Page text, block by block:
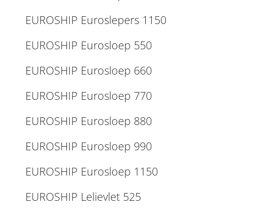
EUROSHIP Euroslepers 1150
EUROSHIP Eurosloep 550
EUROSHIP Eurosloep 660
EUROSHIP Eurosloep 770
EUROSHIP Eurosloep 880
EUROSHIP Eurosloep 990
EUROSHIP Eurosloep 1150
EUROSHIP Lelievlet 525